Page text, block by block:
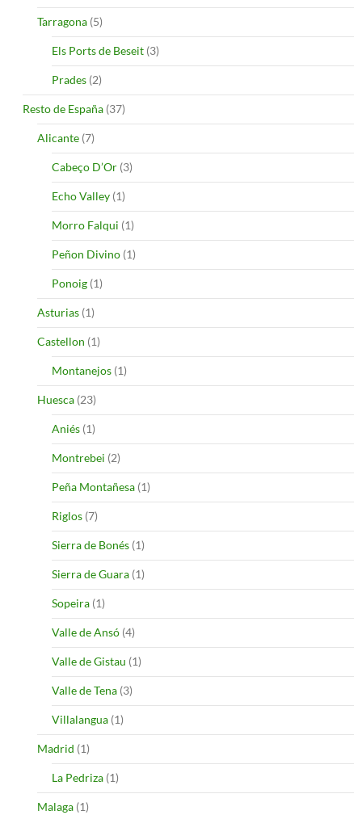
Tarragona (5)
Els Ports de Beseit (3)
Prades (2)
Resto de España (37)
Alicante (7)
Cabeço D’Or (3)
Echo Valley (1)
Morro Falqui (1)
Peñon Divino (1)
Ponoig (1)
Asturias (1)
Castellon (1)
Montanejos (1)
Huesca (23)
Aniés (1)
Montrebei (2)
Peña Montañesa (1)
Riglos (7)
Sierra de Bonés (1)
Sierra de Guara (1)
Sopeira (1)
Valle de Ansó (4)
Valle de Gistau (1)
Valle de Tena (3)
Villalangua (1)
Madrid (1)
La Pedriza (1)
Malaga (1)